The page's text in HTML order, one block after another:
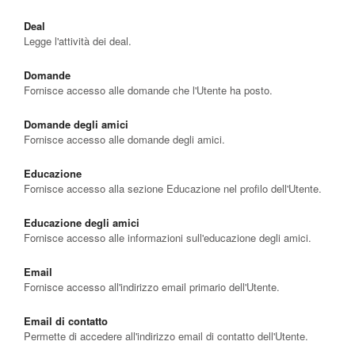
Deal
Legge l'attività dei deal.
Domande
Fornisce accesso alle domande che l'Utente ha posto.
Domande degli amici
Fornisce accesso alle domande degli amici.
Educazione
Fornisce accesso alla sezione Educazione nel profilo dell'Utente.
Educazione degli amici
Fornisce accesso alle informazioni sull'educazione degli amici.
Email
Fornisce accesso all'indirizzo email primario dell'Utente.
Email di contatto
Permette di accedere all'indirizzo email di contatto dell'Utente.